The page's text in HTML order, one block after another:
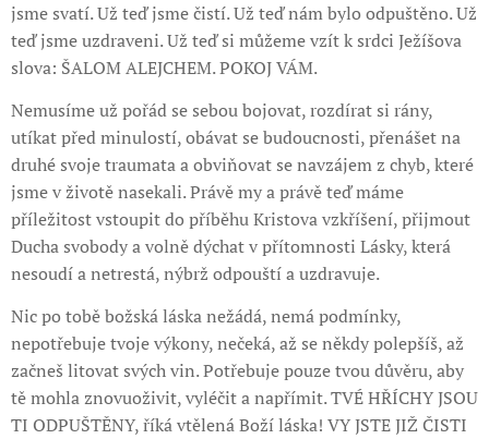
jsme svatí. Už teď jsme čistí. Už teď nám bylo odpuštěno. Už
teď jsme uzdraveni. Už teď si můžeme vzít k srdci Ježíšova
slova: ŠALOM ALEJCHEM. POKOJ VÁM.
Nemusíme už pořád se sebou bojovat, rozdírat si rány,
utíkat před minulostí, obávat se budoucnosti, přenášet na
druhé svoje traumata a obviňovat se navzájem z chyb, které
jsme v životě nasekali. Právě my a právě teď máme
příležitost vstoupit do příběhu Kristova vzkříšení, přijmout
Ducha svobody a volně dýchat v přítomnosti Lásky, která
nesoudí a netrestá, nýbrž odpouští a uzdravuje.
Nic po tobě božská láska nežádá, nemá podmínky,
nepotřebuje tvoje výkony, nečeká, až se někdy polepšíš, až
začneš litovat svých vin. Potřebuje pouze tvou důvěru, aby
tě mohla znovuoživit, vyléčit a napřímit. TVÉ HŘÍCHY JSOU
TI ODPUŠTĚNY, říká vtělená Boží láska! VY JSTE JIŽ ČISTI